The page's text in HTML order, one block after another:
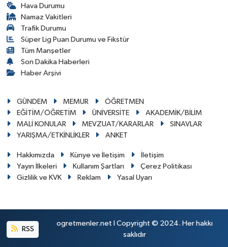
Hava Durumu
Namaz Vakitleri
Trafik Durumu
Süper Lig Puan Durumu ve Fikstür
Tüm Manşetler
Son Dakika Haberleri
Haber Arşivi
GÜNDEM MEMUR
ÖĞRETMEN
EĞİTİM/ÖĞRETİM
ÜNİVERSİTE
AKADEMİK/BİLİM
MALİ KONULAR
MEVZUAT/KARARLAR
SINAVLAR
YARIŞMA/ETKİNLİKLER
ANKET
Hakkımızda Künye ve İletişim
İletişim
Yayın İlkeleri
Kullanım Şartları
Çerez Politikası
Gizlilik ve KVK
Reklam Yasal Uyarı
RSS
ogretmenler.net I Copyright © 2024. Her hakkı
saklıdır